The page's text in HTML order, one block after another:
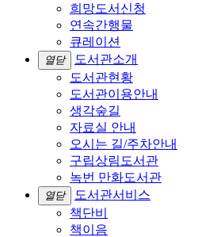
희망도서신청
연속간행물
큐레이션
열닫
도서관소개
도서관현황
도서관이용안내
생각숲길
자료실 안내
오시는 길/주차안내
구립상림도서관
녹번 만화도서관
열닫
도서관서비스
책단비
책이음